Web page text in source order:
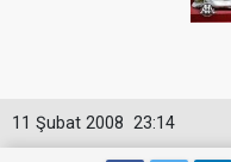
23:14
11 Şubat 2008